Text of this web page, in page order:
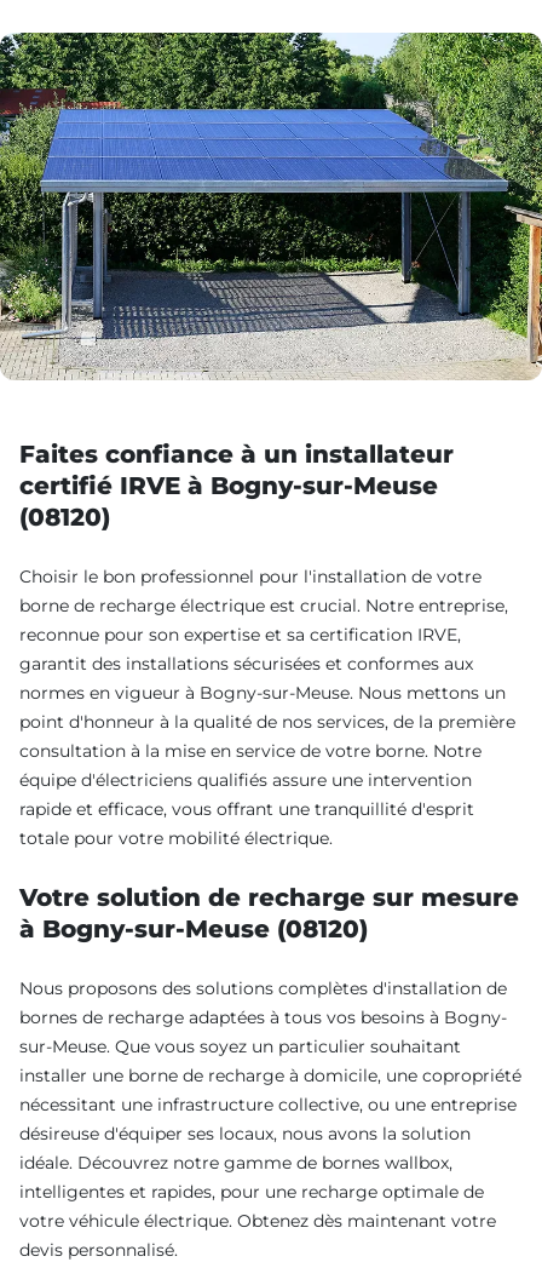
Faites confiance à un installateur
certifié IRVE à Bogny-sur-Meuse
(08120)
Choisir le bon professionnel pour l'installation de votre
borne de recharge électrique est crucial. Notre entreprise,
reconnue pour son expertise et sa certification IRVE,
garantit des installations sécurisées et conformes aux
normes en vigueur à Bogny-sur-Meuse. Nous mettons un
point d'honneur à la qualité de nos services, de la première
consultation à la mise en service de votre borne. Notre
équipe d'électriciens qualifiés assure une intervention
rapide et efficace, vous offrant une tranquillité d'esprit
totale pour votre mobilité électrique.
Votre solution de recharge sur mesure
à Bogny-sur-Meuse (08120)
Nous proposons des solutions complètes d'installation de
bornes de recharge adaptées à tous vos besoins à Bogny-
sur-Meuse. Que vous soyez un particulier souhaitant
installer une borne de recharge à domicile, une copropriété
nécessitant une infrastructure collective, ou une entreprise
désireuse d'équiper ses locaux, nous avons la solution
idéale. Découvrez notre gamme de bornes wallbox,
intelligentes et rapides, pour une recharge optimale de
votre véhicule électrique. Obtenez dès maintenant votre
devis personnalisé.